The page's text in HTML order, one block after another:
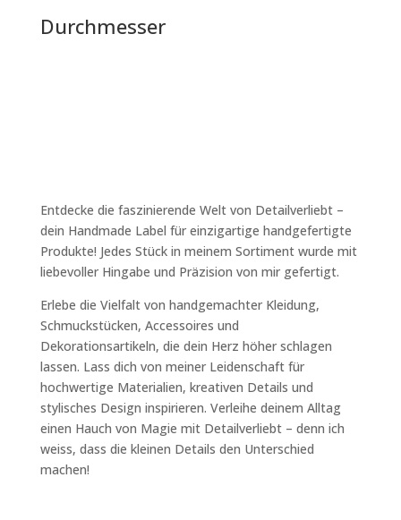
Durchmesser
Entdecke die faszinierende Welt von Detailverliebt –
dein Handmade Label für einzigartige handgefertigte
Produkte! Jedes Stück in meinem Sortiment wurde mit
liebevoller Hingabe und Präzision von mir gefertigt.
Erlebe die Vielfalt von handgemachter Kleidung,
Schmuckstücken, Accessoires und
Dekorationsartikeln, die dein Herz höher schlagen
lassen. Lass dich von meiner Leidenschaft für
hochwertige Materialien, kreativen Details und
stylisches Design inspirieren. Verleihe deinem Alltag
einen Hauch von Magie mit Detailverliebt – denn ich
weiss, dass die kleinen Details den Unterschied
machen!